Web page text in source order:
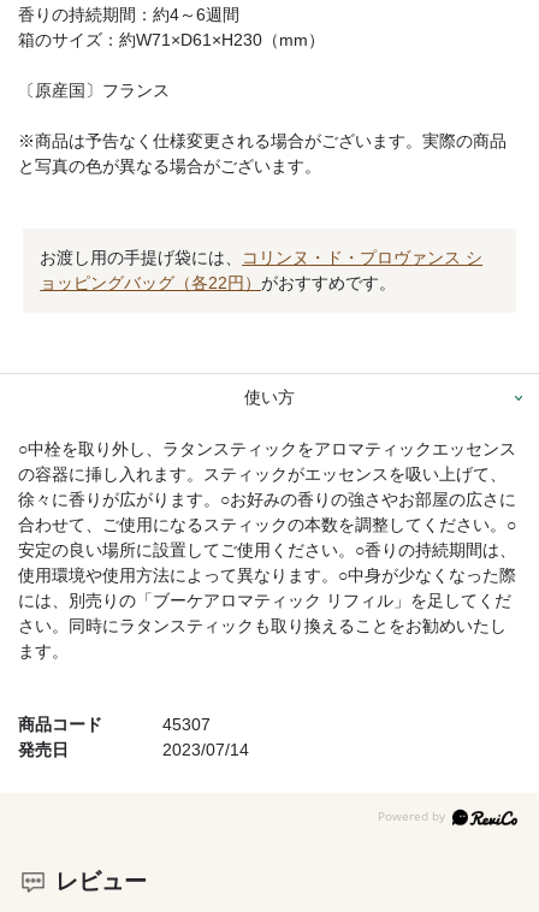
商品コード
45307
発売日
2023/07/14
香りの持続期間：約4～6週間
箱のサイズ：約W71×D61×H230（mm）
〔原産国〕フランス
※商品は予告なく仕様変更される場合がございます。実際の商品
と写真の色が異なる場合がございます。
お渡し用の手提げ袋には、
コリンヌ・ド・プロヴァンス シ
ョッピングバッグ（各22円）がおすすめです。
使い方
○中栓を取り外し、ラタンスティックをアロマティックエッセンス
の容器に挿し入れます。スティックがエッセンスを吸い上げて、
徐々に香りが広がります。○お好みの香りの強さやお部屋の広さに
合わせて、ご使用になるスティックの本数を調整してください。○
安定の良い場所に設置してご使用ください。○香りの持続期間は、
使用環境や使用方法によって異なります。○中身が少なくなった際
には、別売りの「ブーケアロマティック リフィル」を足してくだ
さい。同時にラタンスティックも取り換えることをお勧めいたし
ます。
レビュー